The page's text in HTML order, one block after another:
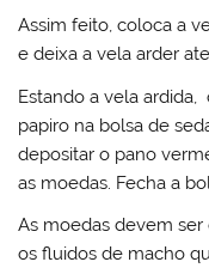
Assim feito, coloca a
e deixa a vela arder
Estando a vela
papiro na bolsa de
depositar o pano
as moedas. Fecha a
As moedas devem ser
os fluidos de macho